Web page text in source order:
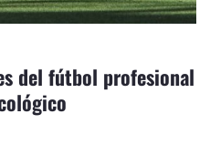
del fútbol profesional